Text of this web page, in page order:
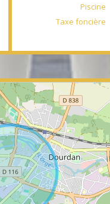
Piscine
Taxe foncière